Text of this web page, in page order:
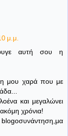
μ.μ.
αυτή σου η
μου χαρά που με
και μεγαλώνει
χρόνια!